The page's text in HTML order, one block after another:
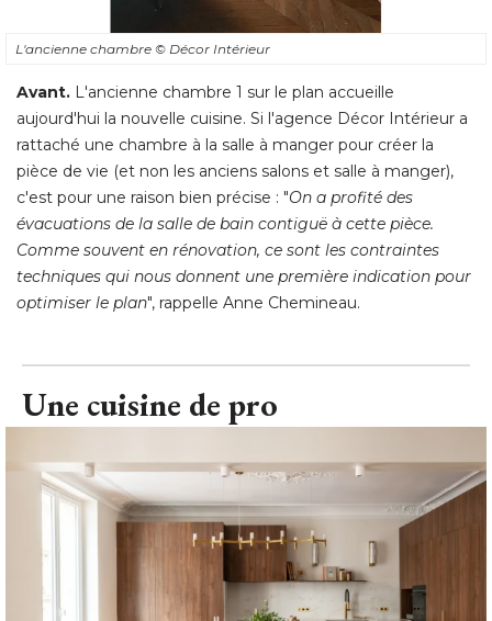
L'ancienne chambre© Décor Intérieur
Avant. L'ancienne chambre 1 sur le plan accueille
aujourd'hui la nouvelle cuisine. Si l'agence Décor Intérieur a
rattaché une chambre à la salle à manger pour créer la
pièce de vie (et non les anciens salons et salle à manger),
c'est pour une raison bien précise : "On a profité des
évacuations de la salle de bain contiguë à cette pièce.
Une cuisine de pro